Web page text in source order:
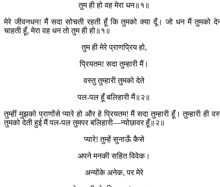
तुम ही हो वह मेरा धन॥१॥
मेरे जीवनधन! मैं सदा सोचती रहती हूँ कि तुमको क्या दूँ। जो धन मैं तुमको
चाहती हूँ, मेरा वह धन तो तुम ही हो॥१॥
तुम ही मेरे प्राणप्रिय हो,
प्रियतम! सदा तुम्हारी मैं।
वस्तु तुम्हारी तुमको देते
पल-पल हूँ बलिहारी मैं॥२॥
तुम्हीं मुझको प्राणोंसे प्यारे हो और हे प्रियतम! मैं सदा तुम्हारी हूँ। तुम्हारी ही
तुमको देती हुई मैं पल-पल तुमपर बलिहारी—न्योछावर हूँ॥२॥
प्यारे! तुम्हें सुनाऊँ कैसे
अपने मनकी सहित विवेक।
अन्योंके अनेक, पर मेरे